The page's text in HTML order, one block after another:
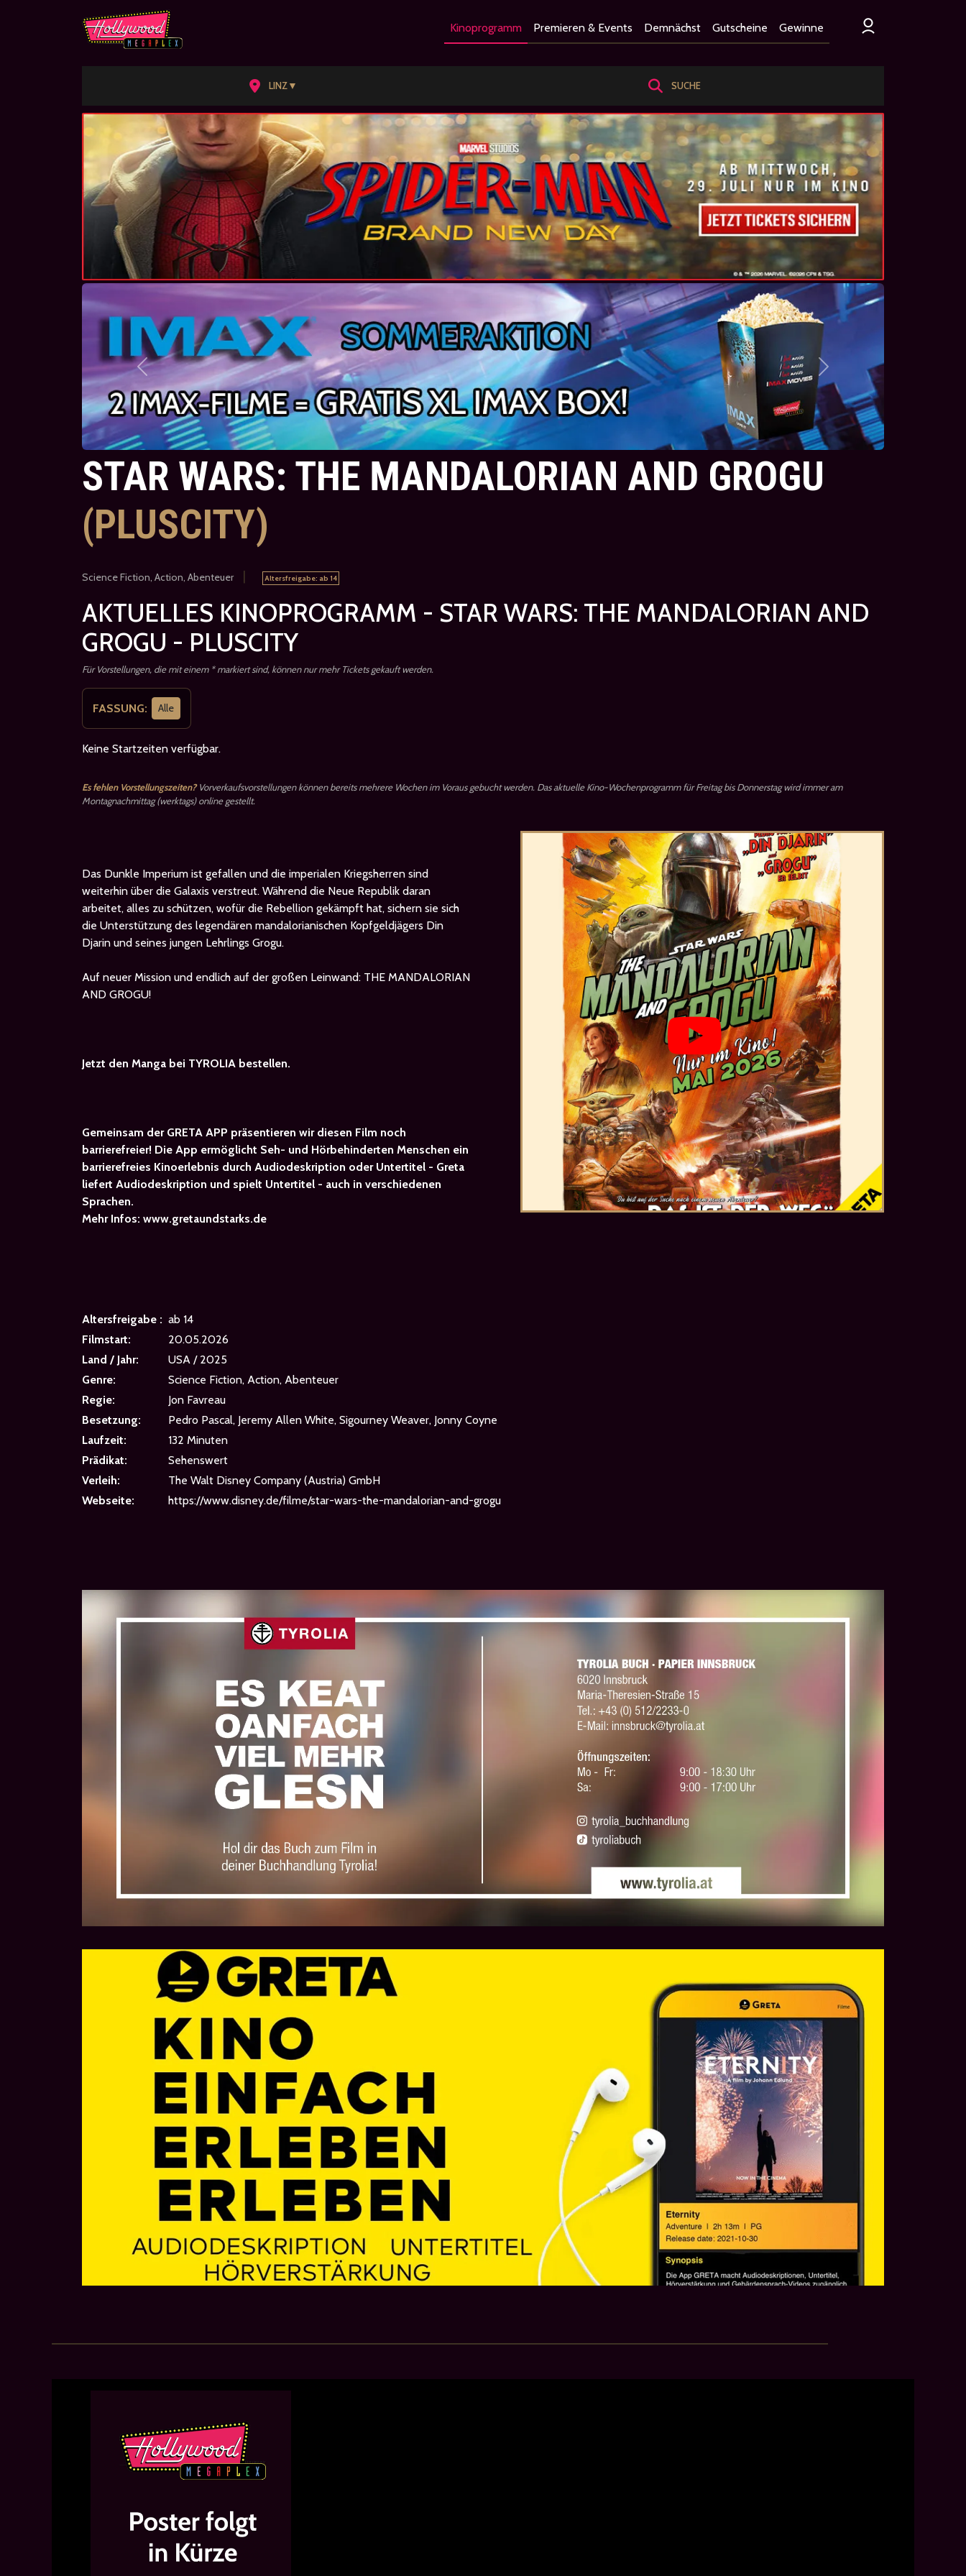
Kinoprogramm Premieren & Events Demnächst Gutscheine Gewinne
LINZ▼ SUCHE
Previous Next
STAR WARS: THE MANDALORIAN AND GROGU
(PLUSCITY)
Science Fiction, Action, Abenteuer Altersfreigabe: ab 14
AKTUELLES KINOPROGRAMM - STAR WARS: THE MANDALORIAN AND
GROGU - PLUSCITY
Für Vorstellungen, die mit einem * markiert sind, können nur mehr Tickets gekauft werden.
FASSUNG: Alle
Keine Startzeiten verfügbar.
Es fehlen Vorstellungszeiten?Vorverkaufsvorstellungen können bereits mehrere Wochen im Voraus gebucht werden. Das aktuelle Kino-Wochenprogramm für Freitag bis Donnerstag wird immer am
Montagnachmittag (werktags) online gestellt.
Das Dunkle Imperium ist gefallen und die imperialen Kriegsherren sind
weiterhin über die Galaxis verstreut. Während die Neue Republik daran
arbeitet, alles zu schützen, wofür die Rebellion gekämpft hat, sichern sie sich
die Unterstützung des legendären mandalorianischen Kopfgeldjägers Din
Djarin und seines jungen Lehrlings Grogu.
Auf neuer Mission und endlich auf der großen Leinwand: THE MANDALORIAN
AND GROGU!
Jetzt den Manga bei TYROLIA bestellen.
Gemeinsam der GRETA APP präsentieren wir diesen Film noch
barrierefreier! Die App ermöglicht Seh- und Hörbehinderten Menschen ein
barrierefreies Kinoerlebnis durch Audiodeskription oder Untertitel - Greta
liefert Audiodeskription und spielt Untertitel - auch in verschiedenen
Sprachen.
Mehr Infos: www.gretaundstarks.de
Altersfreigabe : ab 14
Filmstart:
20.05.2026
Land / Jahr:
USA / 2025
Genre:
Science Fiction, Action, Abenteuer
Regie:
Jon Favreau
Besetzung:
Pedro Pascal, Jeremy Allen White, Sigourney Weaver, Jonny Coyne
Laufzeit:
132 Minuten
Prädikat:
Sehenswert
Verleih:
The Walt Disney Company (Austria) GmbH
Webseite:
https://www.disney.de/filme/star-wars-the-mandalorian-and-grogu